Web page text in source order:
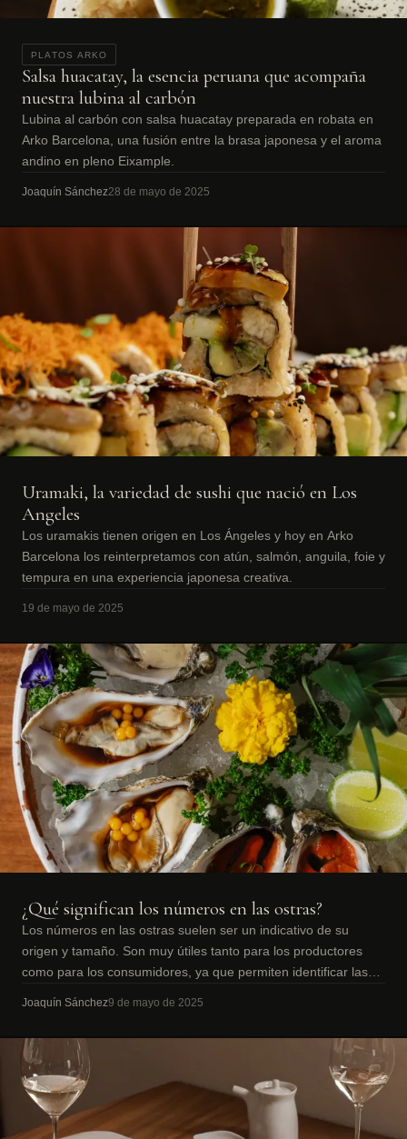
PLATOS ARKO
Salsa huacatay, la esencia peruana que acompaña
nuestra lubina al carbón
Lubina al carbón con salsa huacatay preparada en robata en
Arko Barcelona, una fusión entre la brasa japonesa y el aroma
andino en pleno Eixample.
Joaquín Sánchez28 de mayo de 2025
Uramaki, la variedad de sushi que nació en Los
Angeles
Los uramakis tienen origen en Los Ángeles y hoy en Arko
Barcelona los reinterpretamos con atún, salmón, anguila, foie y
tempura en una experiencia japonesa creativa.
19 de mayo de 2025
¿Qué significan los números en las ostras?
Los números en las ostras suelen ser un indicativo de su
origen y tamaño. Son muy útiles tanto para los productores
como para los consumidores, ya que permiten identificar las
Joaquín Sánchez9 de mayo de 2025